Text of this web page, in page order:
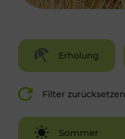
Erholung
Filter zurücksetzen
Sommer
Winter